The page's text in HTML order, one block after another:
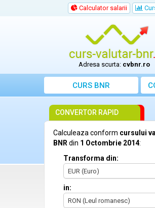
Calculator salarii
Adresa scurta: cvbnr.ro
CURS BNR
CONVERTOR RAPID
Calculeaza conform cursului
BNR din 1 Octombrie 2014:
Transforma din:
EUR (Euro)
in:
RON (Leul romanesc)